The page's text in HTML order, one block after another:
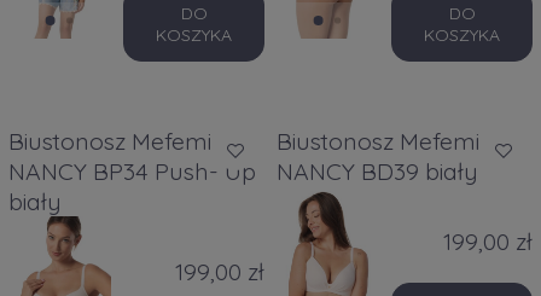
DO
KOSZYKA
DO
KOSZYKA
Biustonosz Mefemi
NANCY BP34 Push- Up
biały
199,00 zł
Biustonosz Mefemi
NANCY BD39 biały
199,00 zł